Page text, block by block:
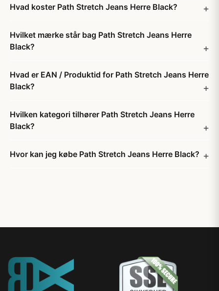
Hvad koster Path Stretch Jeans Herre Black?
Hvilket mærke står bag Path Stretch Jeans Herre
Black?
Hvad er EAN / Produktid for Path Stretch Jeans Herre
Black?
Hvilken kategori tilhører Path Stretch Jeans Herre
Black?
Hvor kan jeg købe Path Stretch Jeans Herre Black?